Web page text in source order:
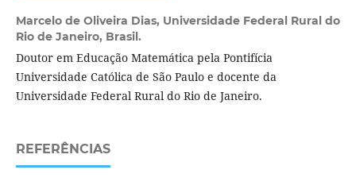
Marcelo de Oliveira Dias, Universidade Federal Rural do
Rio de Janeiro, Brasil.
Doutor em Educação Matemática pela Pontifícia
Universidade Católica de São Paulo e docente da
Universidade Federal Rural do Rio de Janeiro.
REFERÊNCIAS